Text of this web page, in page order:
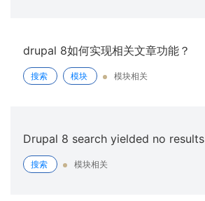
drupal 8如何实现相关文章功能？
搜索 模块 模块相关
Drupal 8 search yielded no results
搜索 模块相关